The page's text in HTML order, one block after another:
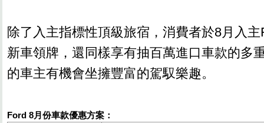
除了入主指標性頂級旅宿，消費者於8月入
新車領牌，還同樣享有抽百萬進口車款的多
的車主有機會坐擁豐富的駕馭樂趣。
Ford 8月份車款優惠方案 ：